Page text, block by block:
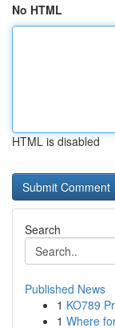
No HTML
HTML is disabled
Search
Published News
1 KO789
1 Where